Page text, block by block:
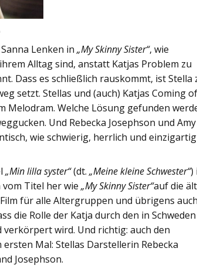
Lenken in„My Skinny Sister“, wie
Alltag sind, anstatt Katjas Problem zu
Dass es schließlich rauskommt, ist Stella
setzt. Stellas und (auch) Katjas Coming of
Melodram. Welche Lösung gefunden
Und Rebecka Josephson und Amy
wie schwierig, herrlich und einzigartig
„Min lilla syster“(dt.„Meine kleine Schwester“)
vom Titel her wie„My Skinny Sister“auf die
für alle Altergruppen und übrigens
die Rolle der Katja durch den in Schweden
wird. Und richtig: auch den
Mal: Stellas Darstellerin Rebecka
Josephson.